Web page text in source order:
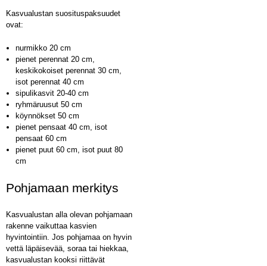
Kasvualustan suosituspaksuudet
ovat:
nurmikko 20 cm
pienet perennat 20 cm,
keskikokoiset perennat 30 cm,
isot perennat 40 cm
sipulikasvit 20-40 cm
ryhmäruusut 50 cm
köynnökset 50 cm
pienet pensaat 40 cm, isot
pensaat 60 cm
pienet puut 60 cm, isot puut 80
cm
Pohjamaan merkitys
Kasvualustan alla olevan pohjamaan
rakenne vaikuttaa kasvien
hyvintointiin. Jos pohjamaa on hyvin
vettä läpäisevää, soraa tai hiekkaa,
kasvualustan kooksi riittävät